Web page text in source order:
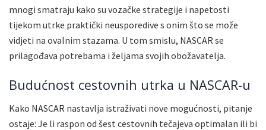
mnogi smatraju kako su vozačke strategije i napetosti
tijekom utrke praktički neusporedive s onim što se može
vidjeti na ovalnim stazama. U tom smislu, NASCAR se
prilagođava potrebama i željama svojih obožavatelja.
Budućnost cestovnih utrka u NASCAR-u
Kako NASCAR nastavlja istraživati nove mogućnosti, pitanje
ostaje: Je li raspon od šest cestovnih tečajeva optimalan ili bi